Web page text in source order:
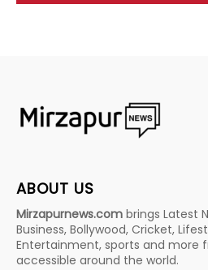
ABOUT US
Mirzapurnews.com brings Latest
Business, Bollywood, Cricket,
Entertainment, sports and more
accessible around the world.